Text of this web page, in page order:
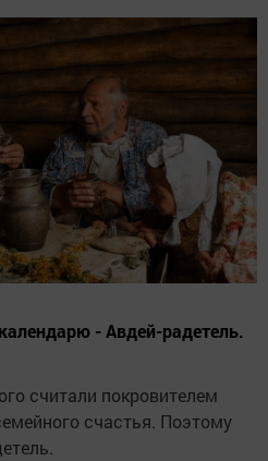
- Авдей-радетель.
считали покровителем
счастья. Поэтому